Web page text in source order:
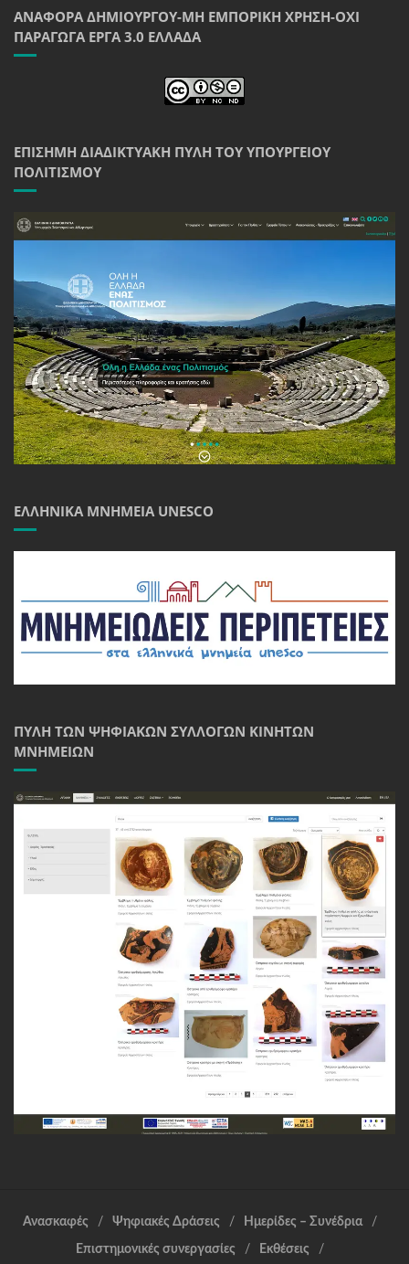
ΑΝΑΦΟΡΆ ΔΗΜΙΟΥΡΓΟΎ-ΜΗ ΕΜΠΟΡΙΚΉ ΧΡΉΣΗ-ΌΧΙ
ΠΑΡΆΓΩΓΑ ΈΡΓΑ 3.0 ΕΛΛΆΔΑ
ΕΠΊΣΗΜΗ ΔΙΑΔΙΚΤΥΑΚΉ ΠΎΛΗ ΤΟΥ ΥΠΟΥΡΓΕΊΟΥ
ΠΟΛΙΤΙΣΜΟΎ
ΕΛΛΗΝΙΚΆ ΜΝΗΜΕΊΑ UNESCO
ΠΎΛΗ ΤΩΝ ΨΗΦΙΑΚΏΝ ΣΥΛΛΟΓΏΝ ΚΙΝΗΤΏΝ
ΜΝΗΜΕΊΩΝ
Ανασκαφές Ψηφιακές Δράσεις Ημερίδες – Συνέδρια
Επιστημονικές συνεργασίες Εκθέσεις